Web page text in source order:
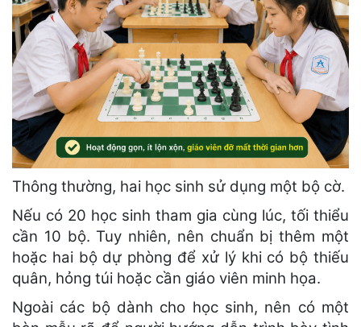
Thông thường, hai học sinh sử dụng một bộ cờ.
Nếu có 20 học sinh tham gia cùng lúc, tối thiểu
cần 10 bộ. Tuy nhiên, nên chuẩn bị thêm một
hoặc hai bộ dự phòng để xử lý khi có bộ thiếu
quân, hỏng túi hoặc cần giáo viên minh họa.
Ngoài các bộ dành cho học sinh, nên có một